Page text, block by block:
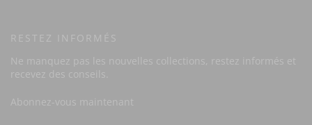
RESTEZ INFORMÉS
Ne manquez pas les nouvelles collections, restez informés et
recevez des conseils.
Abonnez-vous maintenant